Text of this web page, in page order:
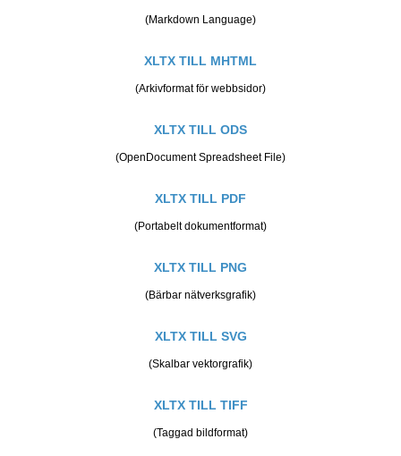
(Markdown Language)
XLTX TILL MHTML
(Arkivformat för webbsidor)
XLTX TILL ODS
(OpenDocument Spreadsheet File)
XLTX TILL PDF
(Portabelt dokumentformat)
XLTX TILL PNG
(Bärbar nätverksgrafik)
XLTX TILL SVG
(Skalbar vektorgrafik)
XLTX TILL TIFF
(Taggad bildformat)